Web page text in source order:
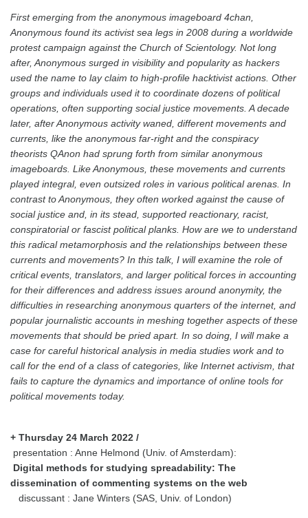
First emerging from the anonymous imageboard 4chan,
Anonymous found its activist sea legs in 2008 during a worldwide
protest campaign against the Church of Scientology. Not long
after, Anonymous surged in visibility and popularity as hackers
used the name to lay claim to high-profile hacktivist actions. Other
groups and individuals used it to coordinate dozens of political
operations, often supporting social justice movements. A decade
later, after Anonymous activity waned, different movements and
currents, like the anonymous far-right and the conspiracy
theorists QAnon had sprung forth from similar anonymous
imageboards. Like Anonymous, these movements and currents
played integral, even outsized roles in various political arenas. In
contrast to Anonymous, they often worked against the cause of
social justice and, in its stead, supported reactionary, racist,
conspiratorial or fascist political planks. How are we to understand
this radical metamorphosis and the relationships between these
currents and movements? In this talk, I will examine the role of
critical events, translators, and larger political forces in accounting
for their differences and address issues around anonymity, the
difficulties in researching anonymous quarters of the internet, and
popular journalistic accounts in meshing together aspects of these
movements that should be pried apart. In so doing, I will make a
case for careful historical analysis in media studies work and to
call for the end of a class of categories, like Internet activism, that
fails to capture the dynamics and importance of online tools for
political movements today.
+ Thursday 24 March 2022 /
presentation : Anne Helmond (Univ. of Amsterdam):
Digital methods for studying spreadability: The
dissemination of commenting systems on the web
discussant : Jane Winters (SAS, Univ. of London)